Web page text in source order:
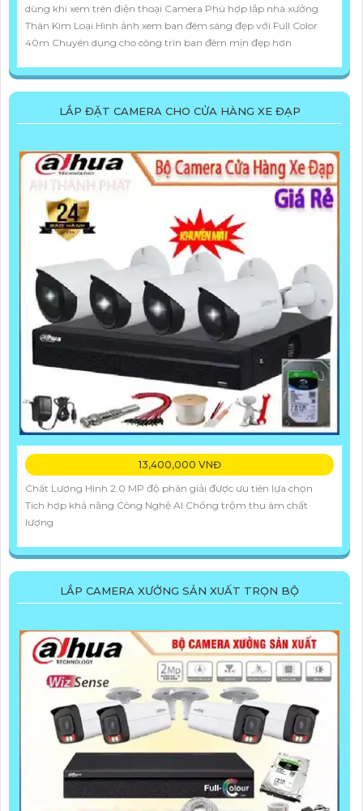
dùng khi xem trên điện thoại Camera Phù hợp lắp nhà xưởng
Thân Kim Loại Hình ảnh xem ban đêm sáng đẹp với Full Color
40m Chuyên dụng cho công trìn ban đêm mịn đẹp hơn
LẮP ĐẶT CAMERA CHO CỬA HÀNG XE ĐẠP
13,400,000 VNĐ
Chất Lượng Hình 2.0 MP độ phân giải được ưu tiên lựa chọn
Tích hợp khả năng Công Nghệ AI Chống trộm thu âm chất
lượng
LẮP CAMERA XƯỞNG SẢN XUẤT TRỌN BỘ